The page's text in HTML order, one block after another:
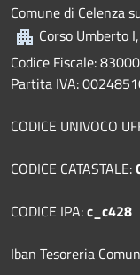
Comune di Celenza
Corso Umberto
Codice Fiscale:
Partita IVA:
CODICE UNIVOCO
CODICE CATASTALE:
CODICE IPA:c_c428
Iban Tesoreria